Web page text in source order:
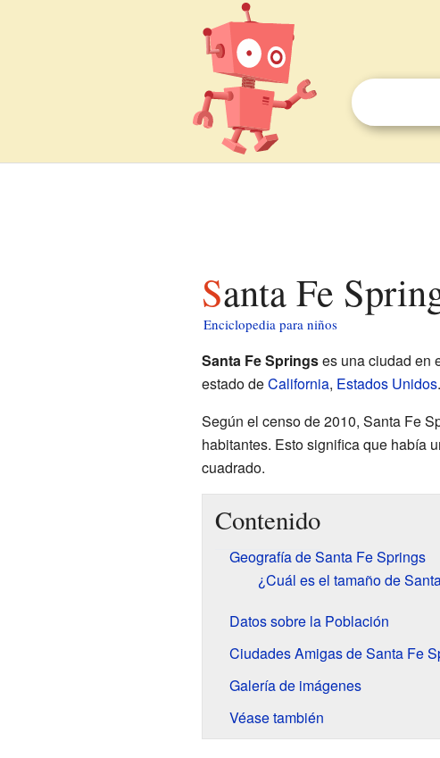
Santa Fe
Enciclopedia para niños
Santa Fe Springses una ciudad en
estado deCalifornia, Estados Unidos
Según el censo de 2010, Santa Fe
habitantes. Esto significa que había
cuadrado.
Contenido
Geografía de Santa Fe Springs
¿Cuál es el tamaño de
Datos sobre la Población
Ciudades Amigas de Santa Fe
Galería de imágenes
Véase también